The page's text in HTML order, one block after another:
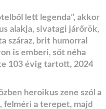
lett legenda”, akkor
alakja, sivatagi járőrök,
száraz, brit humorral
is emberi, sőt néha
103 évig tartott, 2024
heroikus zene szól a
felméri a terepet, majd